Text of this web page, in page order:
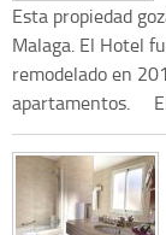
Esta propiedad
Malaga. El Hotel
remodelado en
apartamentos. El